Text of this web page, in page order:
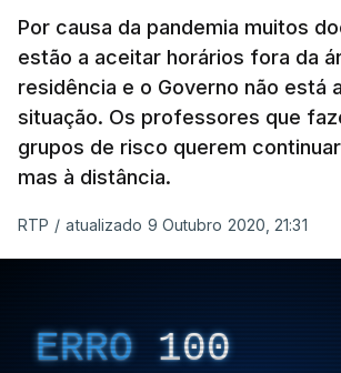
Por causa da pandemia muitos
estão a aceitar horários fora da
residência e o Governo não está
situação. Os professores que
grupos de risco querem continuar
mas à distância.
RTP / atualizado 9 Outubro 2020, 21:31
ERRO 100